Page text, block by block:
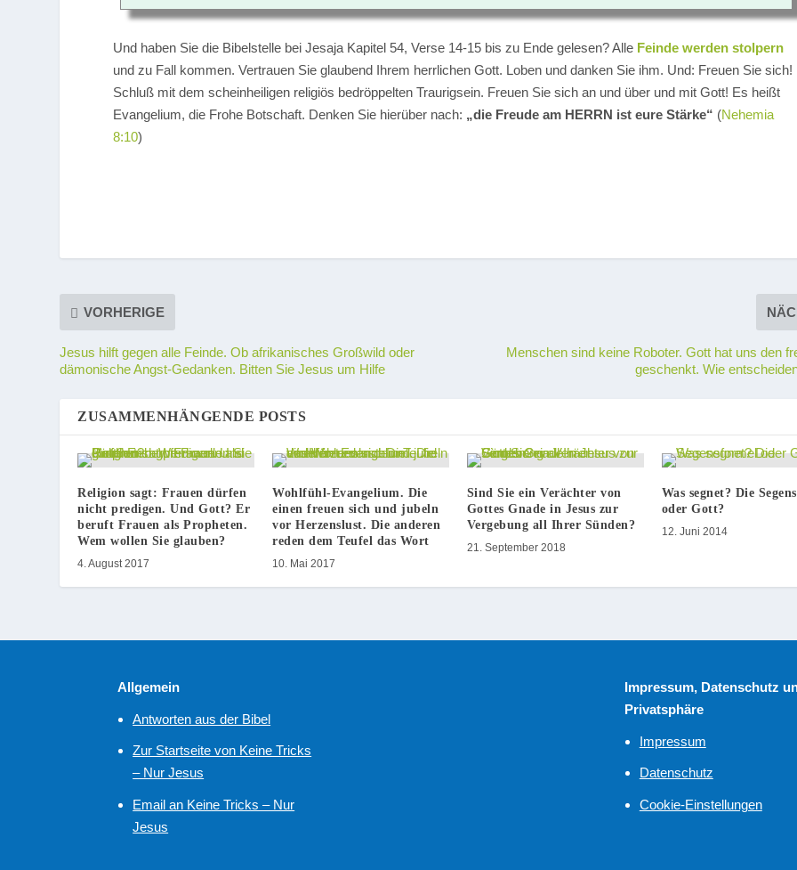
Und haben Sie die Bibelstelle bei Jesaja Kapitel 54, Verse 14-15 bis zu Ende gelesen? Alle Feinde werden stolpern
und zu Fall kommen. Vertrauen Sie glaubend Ihrem herrlichen Gott. Loben und danken Sie ihm. Und: Freuen Sie sich!
Schluß mit dem scheinheiligen religiös bedröppelten Traurigsein. Freuen Sie sich an und über und mit Gott! Es heißt
Evangelium, die Frohe Botschaft. Denken Sie hierüber nach: „die Freude am HERRN ist eure Stärke“ (Nehemia
8:10)
VORHERIGE
Jesus hilft gegen alle Feinde. Ob afrikanisches Großwild oder
dämonische Angst-Gedanken. Bitten Sie Jesus um Hilfe
Menschen sind keine Roboter. Gott hat uns den
geschenkt. Wie
ZUSAMMENHÄNGENDE POSTS
Religion sagt: Frauen dürfen
nicht predigen. Und Gott? Er
beruft Frauen als Propheten.
Wem wollen Sie glauben?
4. August 2017
Wohlfühl-Evangelium. Die
einen freuen sich und jubeln
vor Herzenslust. Die anderen
reden dem Teufel das Wort
10. Mai 2017
Sind Sie ein Verächter von
Gottes Gnade in Jesus zur
Vergebung all Ihrer Sünden?
21. September 2018
Was segnet? Die
oder Gott?
12. Juni 2014
Allgemein
Antworten aus der Bibel
Zur Startseite von Keine Tricks
– Nur Jesus
Email an Keine Tricks – Nur
Jesus
Impressum, Datenschutz
Privatsphäre
Impressum
Datenschutz
Cookie-Einstellungen